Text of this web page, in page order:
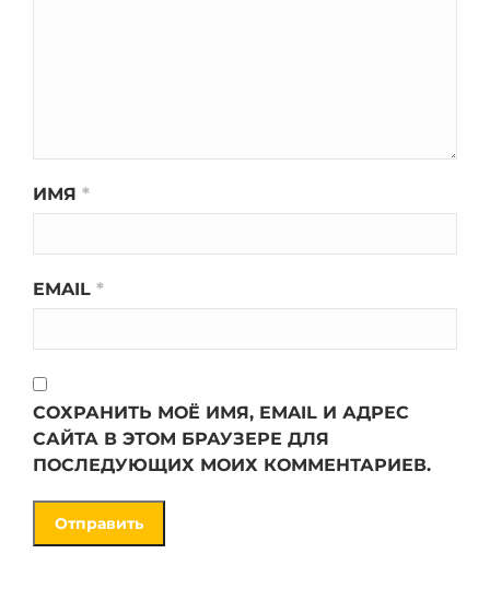
ИМЯ *
EMAIL *
СОХРАНИТЬ МОЁ ИМЯ, EMAIL И АДРЕС
САЙТА В ЭТОМ БРАУЗЕРЕ ДЛЯ
ПОСЛЕДУЮЩИХ МОИХ КОММЕНТАРИЕВ.